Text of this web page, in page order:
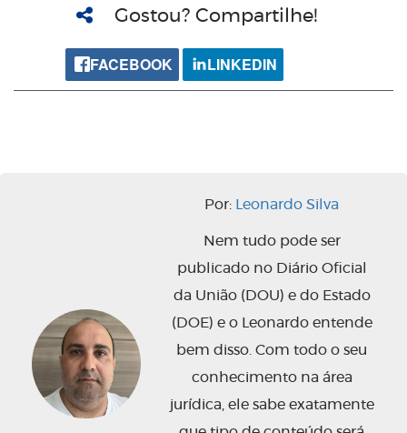
Gostou? Compartilhe!
FACEBOOK LINKEDIN
Por: Leonardo Silva
Nem tudo pode ser
publicado no Diário Oficial
da União (DOU) e do Estado
(DOE) e o Leonardo entende
bem disso. Com todo o seu
conhecimento na área
jurídica, ele sabe exatamente